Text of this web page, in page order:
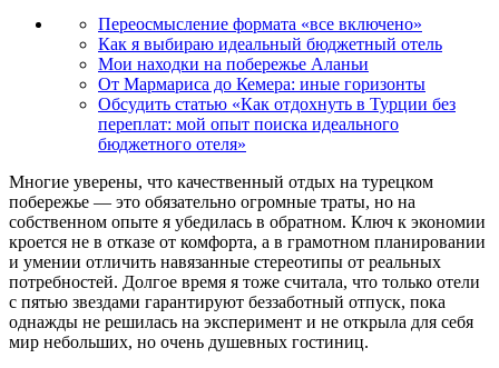
Переосмысление формата «все включено»
Как я выбираю идеальный бюджетный отель
Мои находки на побережье Аланьи
От Мармариса до Кемера: иные горизонты
Обсудить статью «Как отдохнуть в Турции без
переплат: мой опыт поиска идеального
бюджетного отеля»
Многие уверены, что качественный отдых на турецком
побережье — это обязательно огромные траты, но на
собственном опыте я убедилась в обратном. Ключ к экономии
кроется не в отказе от комфорта, а в грамотном планировании
и умении отличить навязанные стереотипы от реальных
потребностей. Долгое время я тоже считала, что только отели
с пятью звездами гарантируют беззаботный отпуск, пока
однажды не решилась на эксперимент и не открыла для себя
мир небольших, но очень душевных гостиниц.